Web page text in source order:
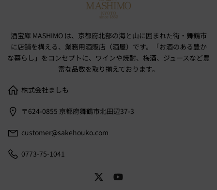
酒宝庫 MASHIMO は、京都府北部の海と山に囲まれた街・舞鶴市
に店舗を構える、業務用酒販店（酒屋）です。「お酒のある豊か
な暮らし」をコンセプトに、ワインや焼酎、梅酒、ジュースなど豊
富な品数を取り揃えております。
株式会社ましも
〒624-0855 京都府舞鶴市北田辺37-3
customer@sakehouko.com
0773-75-1041